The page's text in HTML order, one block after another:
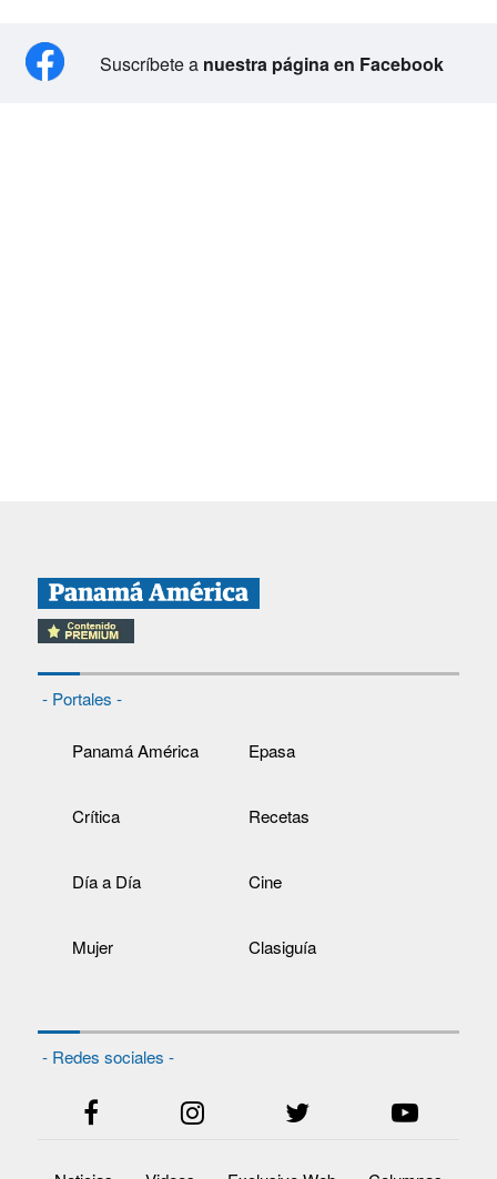
Suscríbete a nuestra página en Facebook
- Portales -
Panamá América Epasa
Crítica Recetas
Día a Día Cine
Mujer Clasiguía
- Redes sociales -